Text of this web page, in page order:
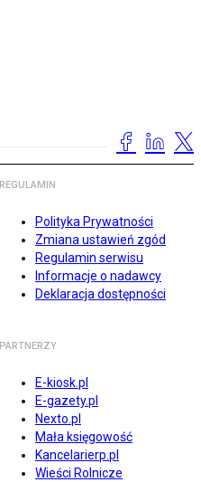
REGULAMIN
Polityka Prywatności
Zmiana ustawień zgód
Regulamin serwisu
Informacje o nadawcy
Deklaracja dostępności
PARTNERZY
E-kiosk.pl
E-gazety.pl
Nexto.pl
Mała księgowość
Kancelarierp.pl
Wieści Rolnicze